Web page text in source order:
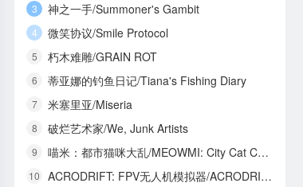
3 神之一手/Summoner's Gambit
4 微笑协议/Smile Protocol
5 朽木难雕/GRAIN ROT
6 蒂亚娜的钓鱼日记/Tiana's Fishing Diary
7 米塞里亚/Miseria
8 破烂艺术家/We, Junk Artists
9 喵米：都市猫咪大乱/MEOWMI: City Cat Chaos
10 ACRODRIFT: FPV无人机模拟器/ACRODRIFT: FPV Drone Simulator